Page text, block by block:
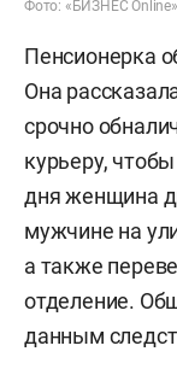
Фото: «БИЗНЕС Online»
Пенсионерка
Она
срочно
курьеру,
дня женщина
мужчине на
а также
отделение.
данным